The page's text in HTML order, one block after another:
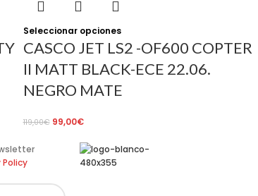
Seleccionar opciones
CASCO JET LS2 -OF600 COPTER
II MATT BLACK-ECE 22.06.
NEGRO MATE
119,00€ 99,00€
Policy